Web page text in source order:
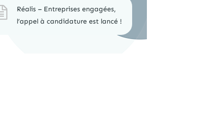
Réalis – Entreprises engagées,
l’appel à candidature est lancé !